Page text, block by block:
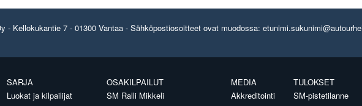
- Kellokukantie 7 - 01300 Vantaa - Sähköpostiosoitteet ovat muodossa:
SARJA
Luokat ja kilpailijat
OSAKILPAILUT
SM Ralli Mikkeli
MEDIA
Akkreditointi
TULOKSET
SM-pistetilanne